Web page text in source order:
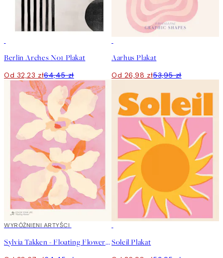
Berlin Arches No1 Plakat
Od 32,23 zł64,45 zł
Aarhus Plakat
Od 26,98 zł53,95 zł
40%*
WYRÓŻNIENI ARTYŚCI
Sylvia Takken - Floating Flowers PlakatSoleil Plakat